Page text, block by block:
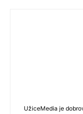
UžiceMedia je